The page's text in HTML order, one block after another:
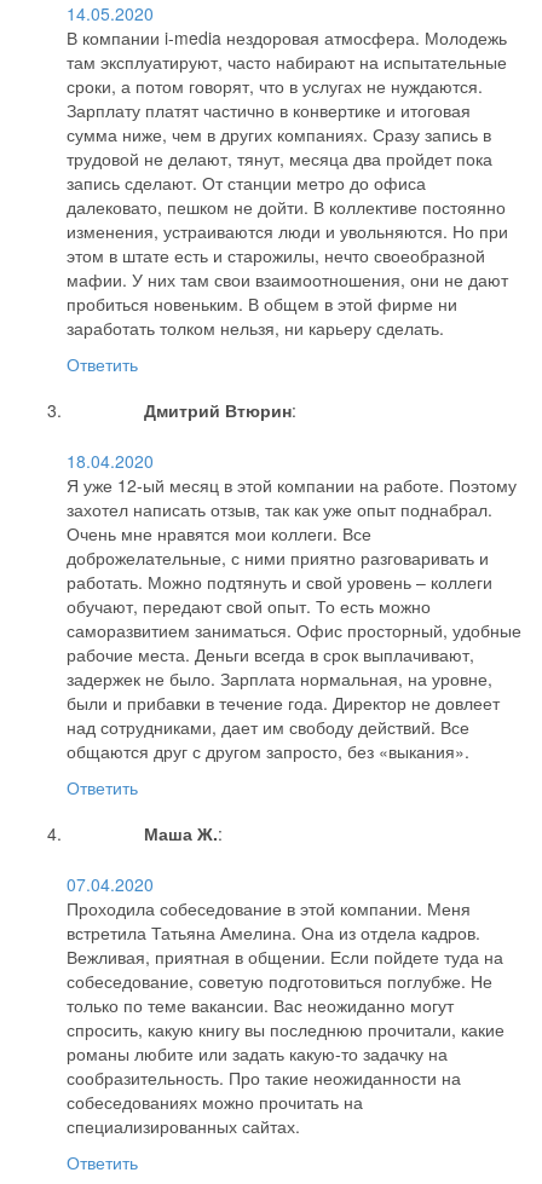
14.05.2020
В компании i-media нездоровая атмосфера. Молодежь
там эксплуатируют, часто набирают на испытательные
сроки, а потом говорят, что в услугах не нуждаются.
Зарплату платят частично в конвертике и итоговая
сумма ниже, чем в других компаниях. Сразу запись в
трудовой не делают, тянут, месяца два пройдет пока
запись сделают. От станции метро до офиса
далековато, пешком не дойти. В коллективе постоянно
изменения, устраиваются люди и увольняются. Но при
этом в штате есть и старожилы, нечто своеобразной
мафии. У них там свои взаимоотношения, они не дают
пробиться новеньким. В общем в этой фирме ни
заработать толком нельзя, ни карьеру сделать.
Ответить
Дмитрий Втюрин:
18.04.2020
Я уже 12-ый месяц в этой компании на работе. Поэтому
захотел написать отзыв, так как уже опыт поднабрал.
Очень мне нравятся мои коллеги. Все
доброжелательные, с ними приятно разговаривать и
работать. Можно подтянуть и свой уровень – коллеги
обучают, передают свой опыт. То есть можно
саморазвитием заниматься. Офис просторный, удобные
рабочие места. Деньги всегда в срок выплачивают,
задержек не было. Зарплата нормальная, на уровне,
были и прибавки в течение года. Директор не довлеет
над сотрудниками, дает им свободу действий. Все
общаются друг с другом запросто, без «выкания».
Ответить
Маша Ж.:
07.04.2020
Проходила собеседование в этой компании. Меня
встретила Татьяна Амелина. Она из отдела кадров.
Вежливая, приятная в общении. Если пойдете туда на
собеседование, советую подготовиться поглубже. Не
только по теме вакансии. Вас неожиданно могут
спросить, какую книгу вы последнюю прочитали, какие
романы любите или задать какую-то задачку на
сообразительность. Про такие неожиданности на
собеседованиях можно прочитать на
специализированных сайтах.
Ответить